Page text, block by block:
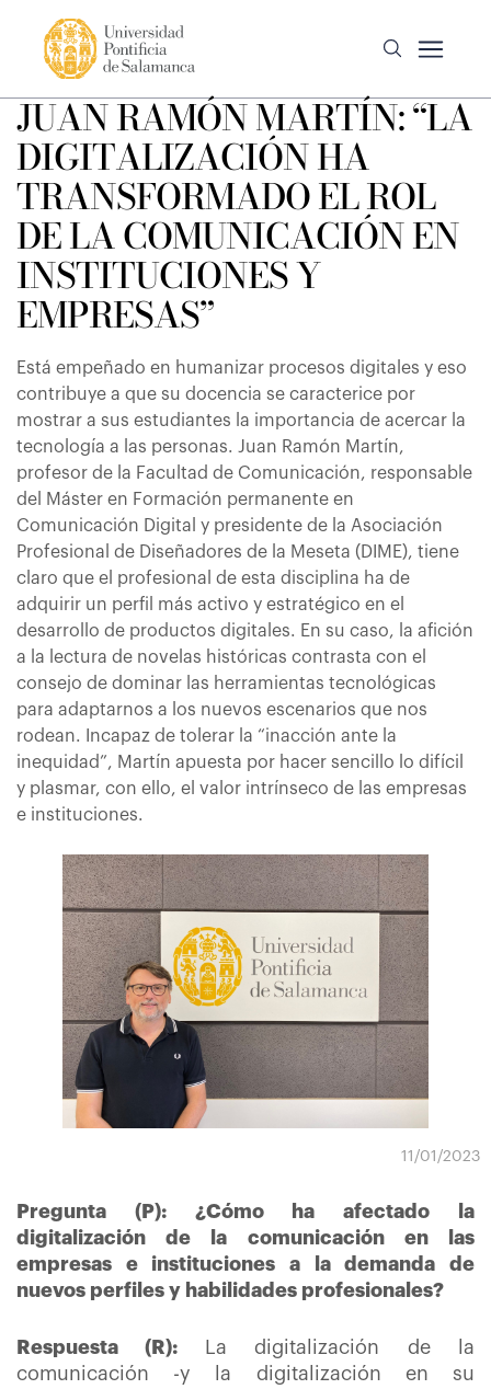
JUAN RAMÓN MARTÍN: “LA
DIGITALIZACIÓN HA
TRANSFORMADO EL ROL
DE LA COMUNICACIÓN EN
INSTITUCIONES Y
EMPRESAS”
Está empeñado en humanizar procesos digitales y eso
contribuye a que su docencia se caracterice por
mostrar a sus estudiantes la importancia de acercar la
tecnología a las personas. Juan Ramón Martín,
profesor de la Facultad de Comunicación, responsable
del Máster en Formación permanente en
Comunicación Digital y presidente de la Asociación
Profesional de Diseñadores de la Meseta (DIME), tiene
claro que el profesional de esta disciplina ha de
adquirir un perfil más activo y estratégico en el
desarrollo de productos digitales. En su caso, la afición
a la lectura de novelas históricas contrasta con el
consejo de dominar las herramientas tecnológicas
para adaptarnos a los nuevos escenarios que nos
rodean. Incapaz de tolerar la “inacción ante la
inequidad”, Martín apuesta por hacer sencillo lo difícil
y plasmar, con ello, el valor intrínseco de las empresas
e instituciones.
11/01/2023
Pregunta (P): ¿Cómo ha afectado la
digitalización de la comunicación en las
empresas e instituciones a la demanda de
nuevos perfiles y habilidades profesionales?
Respuesta (R):
La digitalización de la
comunicación -y la digitalización en su